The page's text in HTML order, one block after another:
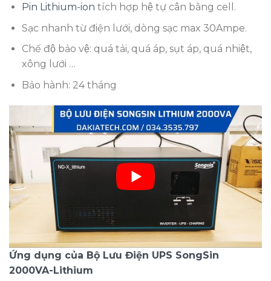
Pin Lithium-ion tích hợp hệ tự cân bằng cell.
Sạc nhanh từ điện lưới, dòng sạc max 30Ampe.
Chế độ bảo vệ: quá tải, quá áp, sụt áp, quá nhiệt,
xông lưới …
Bảo hành: 24 tháng
Ứng dụng của Bộ Lưu Điện UPS SongSin
2000VA-Lithium